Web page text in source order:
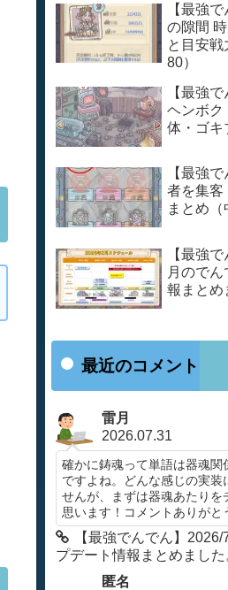
【最強
の隙間
と目安戦
80）
【最強
ヘンボク
体・ゴキ
【最強
者を集客
まとめ（
【最強
月ので
報まとめ
最近のコメント
雷月
2026.07.31
確かに鋳魂って単語は器魂関
ですよね。どんな感じの実装
せんが、まずは器魂あたりを
思います！コメントありがと
【最強でんでん】
プデート情報まとめました
匿名